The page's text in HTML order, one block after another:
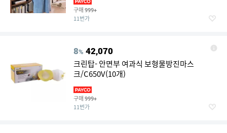
구매 999+
11번가
8% 42,070
크린탑- 안면부 여과식 보형물방진마스
크/C650V(10개)
구매 999+
11번가